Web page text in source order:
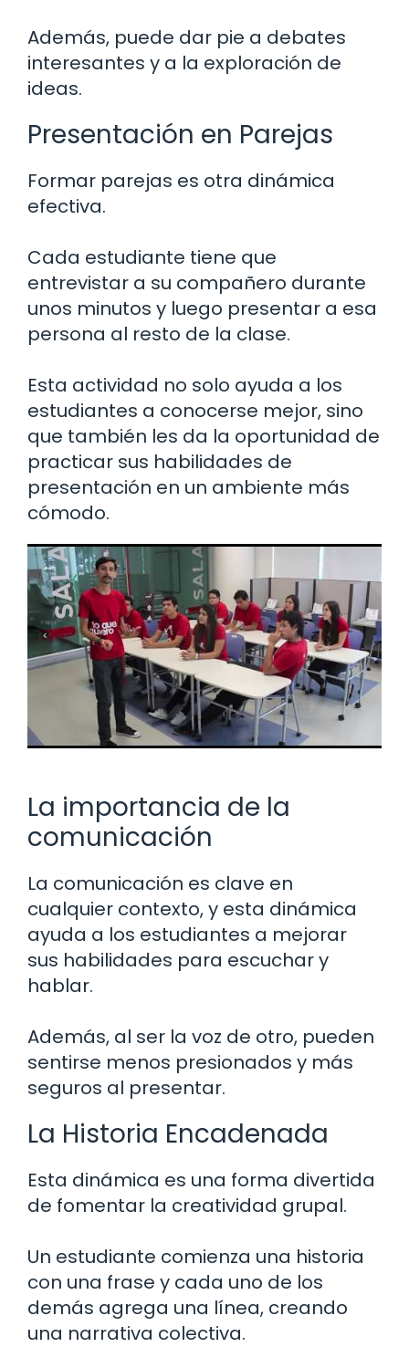
Además, puede dar pie a debates
interesantes y a la exploración de
ideas.
Presentación en Parejas
Formar parejas es otra dinámica
efectiva.
Cada estudiante tiene que
entrevistar a su compañero durante
unos minutos y luego presentar a esa
persona al resto de la clase.
Esta actividad no solo ayuda a los
estudiantes a conocerse mejor, sino
que también les da la oportunidad de
practicar sus habilidades de
presentación en un ambiente más
cómodo.
La importancia de la
comunicación
La comunicación es clave en
cualquier contexto, y esta dinámica
ayuda a los estudiantes a mejorar
sus habilidades para escuchar y
hablar.
Además, al ser la voz de otro, pueden
sentirse menos presionados y más
seguros al presentar.
La Historia Encadenada
Esta dinámica es una forma divertida
de fomentar la creatividad grupal.
Un estudiante comienza una historia
con una frase y cada uno de los
demás agrega una línea, creando
una narrativa colectiva.